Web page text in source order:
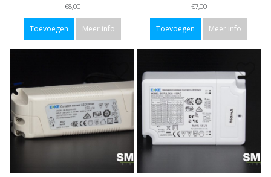
€8,00
Toevoegen Meer info
€7,00
Toevoegen Meer info